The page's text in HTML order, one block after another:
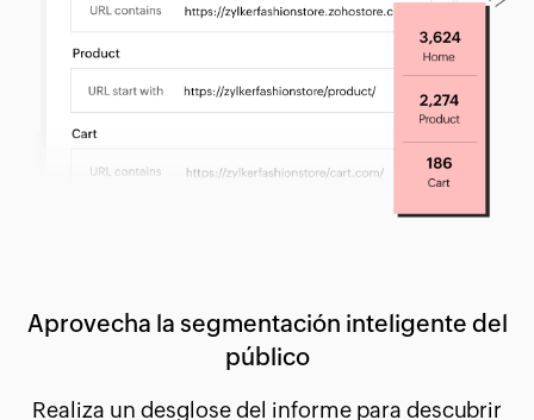
Aprovecha la segmentación inteligente del
público
Realiza un desglose del informe para descubrir